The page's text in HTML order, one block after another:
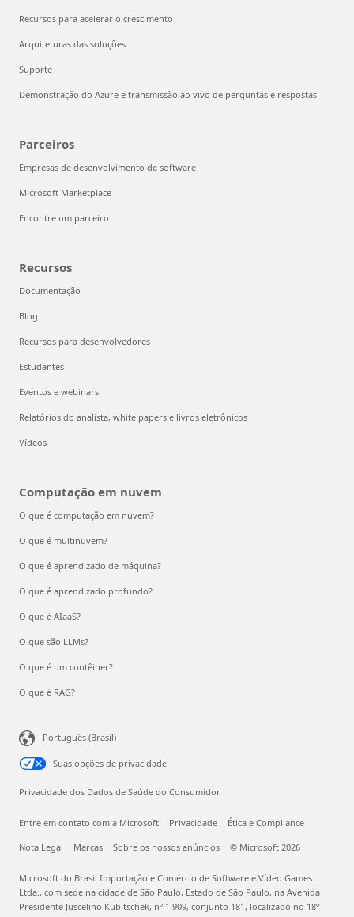
Recursos para acelerar o crescimento
Arquiteturas das soluções
Suporte
Demonstração do Azure e transmissão ao vivo de perguntas e respostas
Parceiros
Empresas de desenvolvimento de software
Microsoft Marketplace
Encontre um parceiro
Recursos
Documentação
Blog
Recursos para desenvolvedores
Estudantes
Eventos e webinars
Relatórios do analista, white papers e livros eletrônicos
Vídeos
Computação em nuvem
O que é computação em nuvem?
O que é multinuvem?
O que é aprendizado de máquina?
O que é aprendizado profundo?
O que é AIaaS?
O que são LLMs?
O que é um contêiner?
O que é RAG?
Português (Brasil)
Suas opções de privacidade
Privacidade dos Dados de Saúde do Consumidor
Entre em contato com a Microsoft Privacidade Ética e Compliance
Nota Legal Marcas Sobre os nossos anúncios © Microsoft 2026
Microsoft do Brasil Importação e Comércio de Software e Vídeo Games
Ltda., com sede na cidade de São Paulo, Estado de São Paulo, na Avenida
Presidente Juscelino Kubitschek, nº 1.909, conjunto 181, localizado no 18º